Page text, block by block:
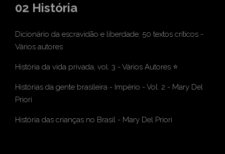
02 História
Dicionário da escravidão e liberdade: 50 textos críticos -
Vários autores
História da vida privada, vol. 3 - Vários Autores ⭐
Histórias da gente brasileira - Império - Vol. 2 - Mary Del
Priori
História das crianças no Brasil - Mary Del Priori